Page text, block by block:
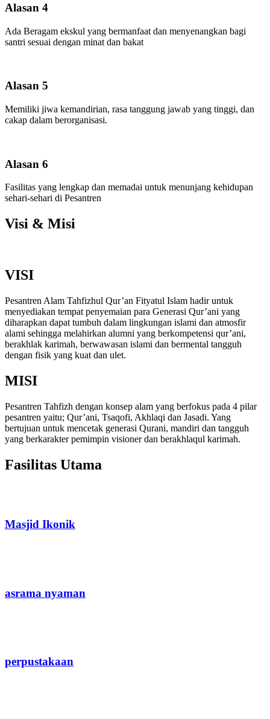
Alasan 4
Ada Beragam ekskul yang bermanfaat dan menyenangkan bagi
santri sesuai dengan minat dan bakat
Alasan 5
Memiliki jiwa kemandirian, rasa tanggung jawab yang tinggi, dan
cakap dalam berorganisasi.
Alasan 6
Fasilitas yang lengkap dan memadai untuk menunjang kehidupan
sehari-sehari di Pesantren
Visi & Misi
VISI
Pesantren Alam Tahfizhul Qur’an Fityatul Islam hadir untuk
menyediakan tempat penyemaian para Generasi Qur’ani yang
diharapkan dapat tumbuh dalam lingkungan islami dan atmosfir
alami sehingga melahirkan alumni yang berkompetensi qur’ani,
berakhlak karimah, berwawasan islami dan bermental tangguh
dengan fisik yang kuat dan ulet.
MISI
Pesantren Tahfizh dengan konsep alam yang berfokus pada 4 pilar
pesantren yaitu; Qur’ani, Tsaqofi, Akhlaqi dan Jasadi. Yang
bertujuan untuk mencetak generasi Qurani, mandiri dan tangguh
yang berkarakter pemimpin visioner dan berakhlaqul karimah.
Fasilitas Utama
Masjid Ikonik
asrama nyaman
perpustakaan